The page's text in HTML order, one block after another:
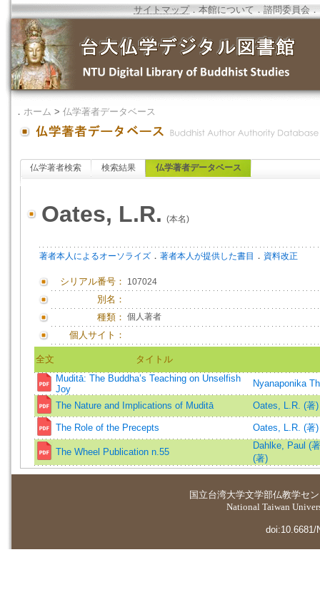
サイトマップ．本館について ．諮問委員会 ．
． ホーム > 仏学著者データベース
仏学著者検索 検索結果 仏学著者データベース
Oates, L.R. (本名)
著者本人によるオーソライズ ． 著者本人が提供した書目 ． 資料改正
シリアル番号： 107024
別名：
種類： 個人著者
個人サイト：
全文
タイトル
Muditā: The Buddha’s Teaching on Unselfish
Joy
Nyanaponika
The Nature and Implications of Muditā Oates, L.R. (著)
The Role of the Precepts Oates, L.R. (著)
The Wheel Publication n.55
Dahlke, Paul (
(著)
国立台湾大学文学部仏教学セ
National Taiwan
doi:10.6681/